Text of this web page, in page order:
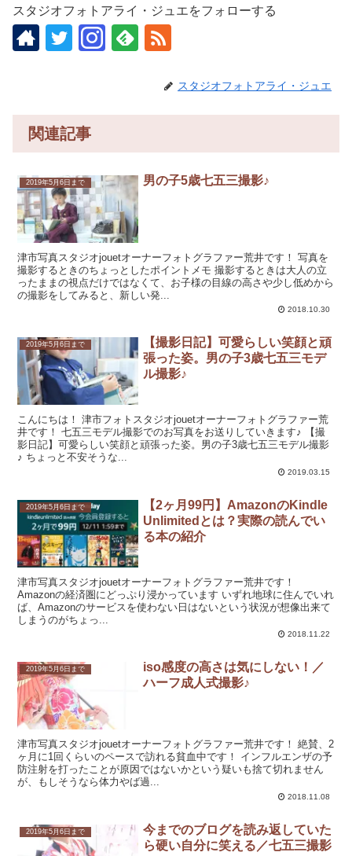
スタジオフォトアライ・ジュエをフォローする
スタジオフォトアライ・ジュエ
関連記事
2019年5月6日まで 男の子5歳七五三撮影♪
津市写真スタジオjouetオーナーフォトグラファー荒井です！ 写真を
撮影するときのちょっとしたポイントメモ 撮影するときは大人の立
ったままの視点だけではなくて、お子様の目線の高さや少し低めから
の撮影をしてみると、新しい発...
2018.10.30
2019年5月6日まで
【撮影日記】可愛らしい笑顔と頑
張った姿。男の子3歳七五三モデ
ル撮影♪
こんにちは！ 津市フォトスタジオjouetオーナーフォトグラファー荒
井です！ 七五三モデル撮影でのお写真をお送りしていきます♪ 【撮
影日記】可愛らしい笑顔と頑張った姿。男の子3歳七五三モデル撮影
♪ ちょっと不安そうな...
2019.03.15
2019年5月6日まで
【2ヶ月99円】AmazonのKindle
Unlimitedとは？実際の読んでい
る本の紹介
津市写真スタジオjouetオーナーフォトグラファー荒井です！
Amazonの経済圏にどっぷり浸かっています いずれ地球に住んでいれ
ば、Amazonのサービスを使わない日はないという状況が想像出来て
しまうのがちょっ...
2018.11.22
2019年5月6日まで
iso感度の高さは気にしない！／
ハーフ成人式撮影♪
津市写真スタジオjouetオーナーフォトグラファー荒井です！ 絶賛、2
ヶ月に1回くらいのペースで訪れる貧血中です！ インフルエンザの予
防注射を打ったことが原因ではないかという疑いも捨て切れません
が、もしそうなら体力やば過...
2018.11.08
2019年5月6日まで
今までのブログを読み返していた
ら硬い自分に笑える／七五三撮影